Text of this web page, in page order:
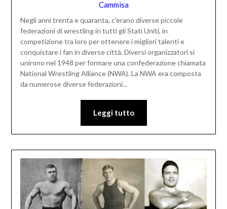
Cammisa
Negli anni trenta e quaranta, c'erano diverse piccole
federazioni di wrestling in tutti gli Stati Uniti, in
competizione tra loro per ottenere i migliori talenti e
conquistare i fan in diverse città. Diversi organizzatori si
unirono nel 1948 per formare una confederazione chiamata
National Wrestling Alliance (NWA). La NWA era composta
da numerose diverse federazioni...
Leggi tutto